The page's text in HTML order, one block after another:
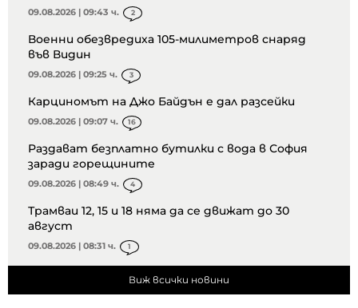
09.08.2026 | 09:43 ч. 2
Военни обезвредиха 105-милиметров снаряд
във Видин
09.08.2026 | 09:25 ч. 3
Карциномът на Джо Байдън е дал разсейки
09.08.2026 | 09:07 ч. 16
Раздават безплатно бутилки с вода в София
заради горещините
09.08.2026 | 08:49 ч. 4
Трамваи 12, 15 и 18 няма да се движат до 30
август
09.08.2026 | 08:31 ч. 1
Виж всички новини